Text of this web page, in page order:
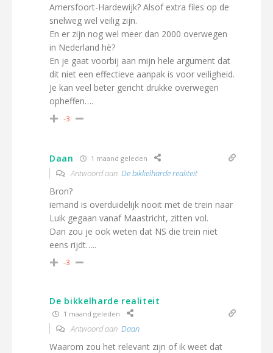
Amersfoort-Hardewijk? Alsof extra files op de
snelweg wel veilig zijn.
En er zijn nog wel meer dan 2000 overwegen
in Nederland hè?
En je gaat voorbij aan mijn hele argument dat
dit niet een effectieve aanpak is voor veiligheid.
Je kan veel beter gericht drukke overwegen
opheffen….
-3
Daan 1 maand geleden
Antwoord aan De bikkelharde realiteit
Bron?
iemand is overduidelijk nooit met de trein naar
Luik gegaan vanaf Maastricht, zitten vol.
Dan zou je ook weten dat NS die trein niet
eens rijdt…..
-3
De bikkelharde realiteit
1 maand geleden
Antwoord aan Daan
Waarom zou het relevant zijn of ik weet dat